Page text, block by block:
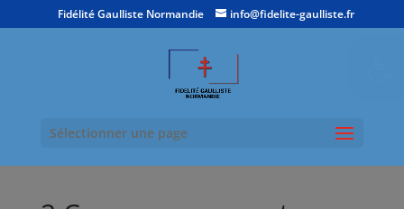
Fidélité Gaulliste Normandie info@fidelite-gaulliste.fr
Sélectionner une page